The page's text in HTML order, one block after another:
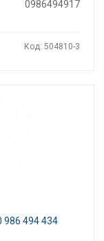
0986494917
Код: 504810-3
494 434